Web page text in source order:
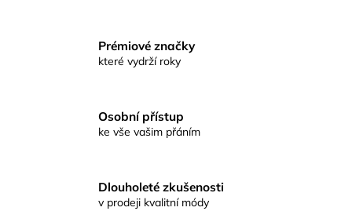
Prémiové značky
které vydrží roky
Osobní přístup
ke vše vašim přáním
Dlouholeté zkušenosti
v prodeji kvalitní módy